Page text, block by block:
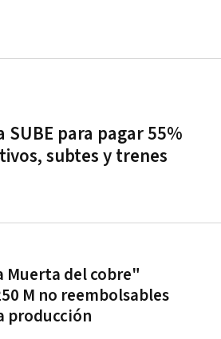
para pagar 55%
subtes y trenes
Muerta del cobre"
M no reembolsables
producción